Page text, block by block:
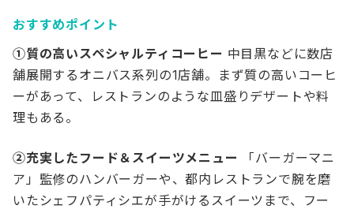
おすすめポイント
①質の高いスペシャルティコーヒー 中目黒などに数店
舗展開するオニバス系列の1店舗。まず質の高いコーヒ
ーがあって、レストランのような皿盛りデザートや料
理もある。
②充実したフード＆スイーツメニュー
「バーガーマニ
ア」監修のハンバーガーや、都内レストランで腕を磨
いたシェフパティシエが手がけるスイーツまで、フー